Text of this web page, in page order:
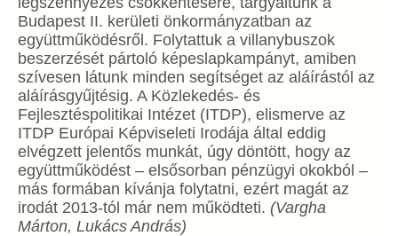
Budapest II. kerületi önkormányzatban az
együttműködésről. Folytattuk a villanybuszok
beszerzését pártoló képeslapkampányt, amiben
szívesen látunk minden segítséget az aláírástól az
aláírásgyűjtésig. A Közlekedés- és
Fejlesztéspolitikai Intézet (ITDP), elismerve az
ITDP Európai Képviseleti Irodája által eddig
elvégzett jelentős munkát, úgy döntött, hogy az
együttműködést – elsősorban pénzügyi okokból –
más formában kívánja folytatni, ezért magát az
irodát 2013-tól már nem működteti. (Vargha
Márton, Lukács András)